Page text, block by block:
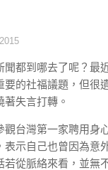
聞都到哪去了呢？最
要的社福議題，但很
失言打轉。
觀台灣第一家聘用身
表示自己也曾因為意
若從脈絡來看，並無